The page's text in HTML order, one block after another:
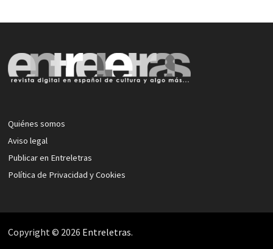
Quiénes somos
Aviso legal
Publicar en Entreletras
Política de Privacidad y Cookies
Copyright © 2026 Entreletras.